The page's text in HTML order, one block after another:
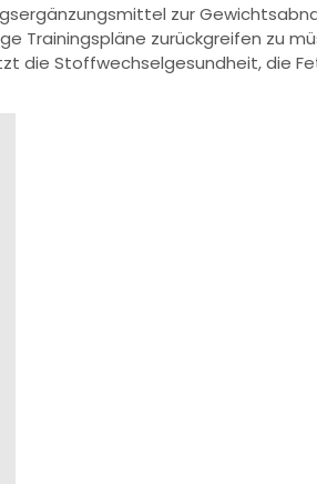
zur
Trainingspläne zurückgreifen zu
die Stoffwechselgesundheit, die